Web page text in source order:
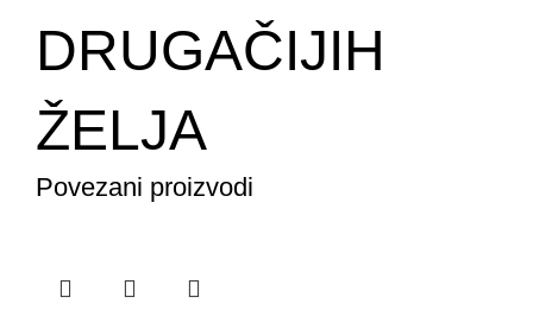
DRUGAČIJIH
ŽELJA
Povezani proizvodi